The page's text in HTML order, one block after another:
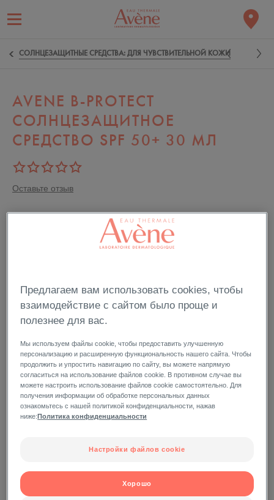
СОЛНЦЕЗАЩИТНЫЕ СРЕДСТВА: ДЛЯ ЧУВСТВИТЕЛЬНОЙ КОЖИ
AVENE B-PROTECT
СОЛНЦЕЗАЩИТНОЕ
СРЕДСТВО SPF 50+ 30 МЛ
Оставьте отзыв
Предлагаем вам использовать cookies, чтобы
взаимодействие с сайтом было проще и
полезнее для вас.
Мы используем файлы cookie, чтобы предоставить улучшенную
персонализацию и расширенную функциональность нашего сайта. Чтобы
продолжить и упростить навигацию по сайту, вы можете напрямую
согласиться на использование файлов cookie. В противном случае вы
можете настроить использование файлов cookie самостоятельно. Для
получения информации об обработке персональных данных
ознакомьтесь с нашей политикой конфиденциальности, нажав
ниже:Политика конфиденциальности
Настройки файлов cookie
Хорошо